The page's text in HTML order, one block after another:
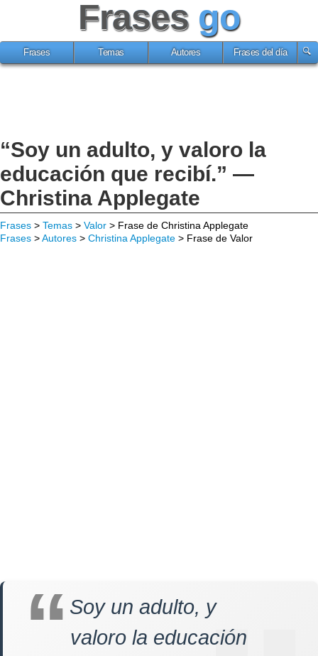
Frases go
Frases Temas Autores Frases del día
“Soy un adulto, y valoro la
educación que recibí.” —
Christina Applegate
Frases > Temas > Valor > Frase de Christina Applegate
Frases >Autores > Christina Applegate > Frase de Valor
Soy un adulto, y
valoro la educación